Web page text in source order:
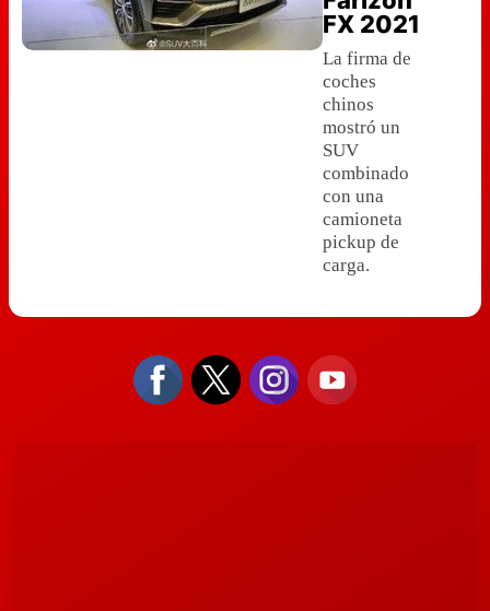
FX 2021
La firma de
coches
chinos
mostró un
SUV
combinado
con una
camioneta
pickup de
carga.